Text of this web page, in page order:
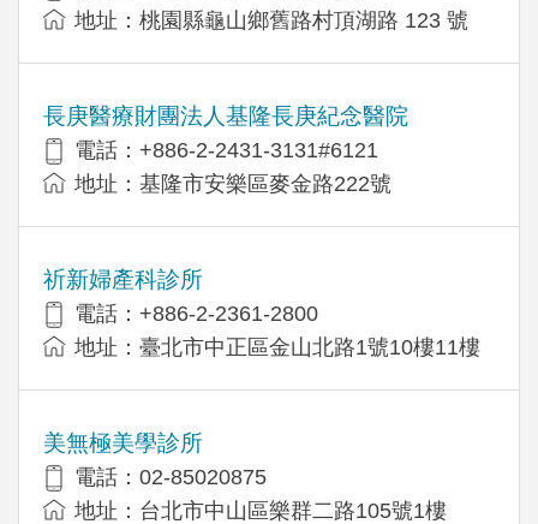
地址：桃園縣龜山鄉舊路村頂湖路 123 號
長庚醫療財團法人基隆長庚紀念醫院
電話：+886-2-2431-3131#6121
地址：基隆市安樂區麥金路222號
祈新婦產科診所
電話：+886-2-2361-2800
地址：臺北市中正區金山北路1號10樓11樓
美無極美學診所
電話：02-85020875
地址：台北市中山區樂群二路105號1樓